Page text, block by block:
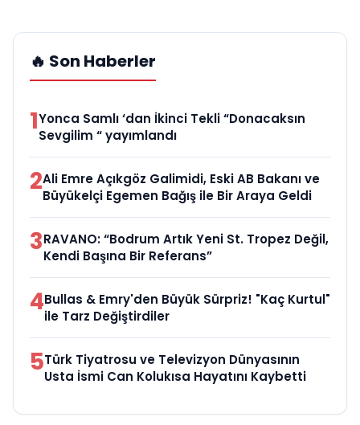
🔥 Son Haberler
1Yonca Samlı ‘dan İkinci Tekli “Donacaksın
Sevgilim “ yayımlandı
2Ali Emre Açıkgöz Galimidi, Eski AB Bakanı ve
Büyükelçi Egemen Bağış ile Bir Araya Geldi
3RAVANO: “Bodrum Artık Yeni St. Tropez Değil,
Kendi Başına Bir Referans”
4Bullas & Emry'den Büyük Sürpriz! "Kaç Kurtul"
ile Tarz Değiştirdiler
5Türk Tiyatrosu ve Televizyon Dünyasının
Usta İsmi Can Kolukısa Hayatını Kaybetti